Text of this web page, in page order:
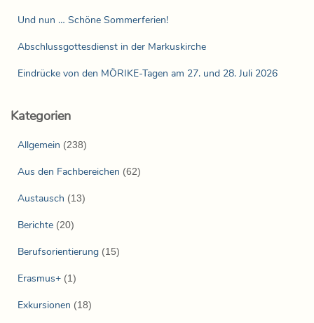
Und nun … Schöne Sommerferien!
Abschlussgottesdienst in der Markuskirche
Eindrücke von den MÖRIKE-Tagen am 27. und 28. Juli 2026
Kategorien
Allgemein (238)
Aus den Fachbereichen (62)
Austausch (13)
Berichte (20)
Berufsorientierung (15)
Erasmus+ (1)
Exkursionen (18)